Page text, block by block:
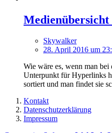
Skywalker
28. April 2016 um
Wie wäre es, wenn man
Unterpunkt für Hyperlinks
sortiert und man findet sie
Kontakt
Datenschutzerklärung
Impressum